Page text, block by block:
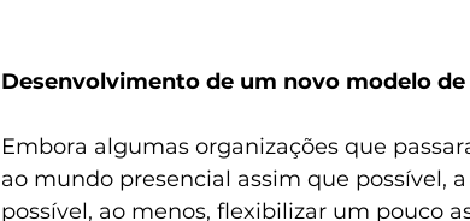
Desenvolvimento de um novo modelo
Embora algumas organizações que
ao mundo presencial assim que possível,
possível, ao menos, flexibilizar um pouco